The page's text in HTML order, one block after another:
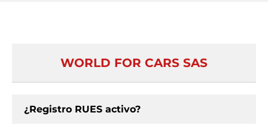
WORLD FOR CARS SAS
¿Registro RUES activo?